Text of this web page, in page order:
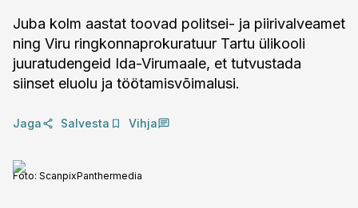
Juba kolm aastat toovad politsei- ja piirivalveamet
ning Viru ringkonnaprokuratuur Tartu ülikooli
juuratudengeid Ida-Virumaale, et tutvustada
siinset eluolu ja töötamisvõimalusi.
Jaga Salvesta Vihja
Foto: ScanpixPanthermedia